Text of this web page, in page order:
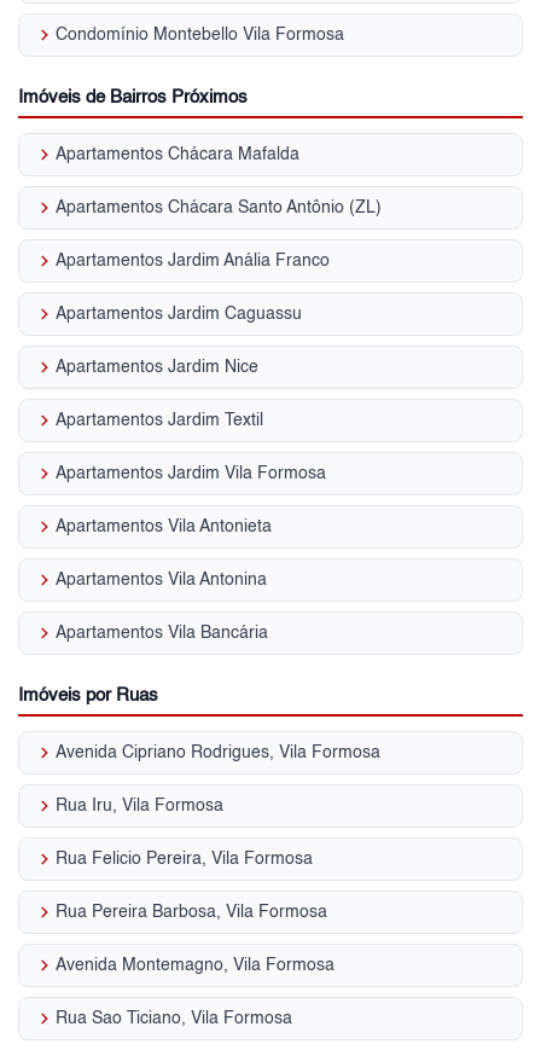
keyboard_arrow_right Condomínio Montebello Vila Formosa
Imóveis de Bairros Próximos
keyboard_arrow_right Apartamentos Chácara Mafalda
keyboard_arrow_right Apartamentos Chácara Santo Antônio (ZL)
keyboard_arrow_right Apartamentos Jardim Anália Franco
keyboard_arrow_right Apartamentos Jardim Caguassu
keyboard_arrow_right Apartamentos Jardim Nice
keyboard_arrow_right Apartamentos Jardim Textil
keyboard_arrow_right Apartamentos Jardim Vila Formosa
keyboard_arrow_right Apartamentos Vila Antonieta
keyboard_arrow_right Apartamentos Vila Antonina
keyboard_arrow_right Apartamentos Vila Bancária
Imóveis por Ruas
keyboard_arrow_right Avenida Cipriano Rodrigues, Vila Formosa
keyboard_arrow_right Rua Iru, Vila Formosa
keyboard_arrow_right Rua Felicio Pereira, Vila Formosa
keyboard_arrow_right Rua Pereira Barbosa, Vila Formosa
keyboard_arrow_right Avenida Montemagno, Vila Formosa
keyboard_arrow_right Rua Sao Ticiano, Vila Formosa